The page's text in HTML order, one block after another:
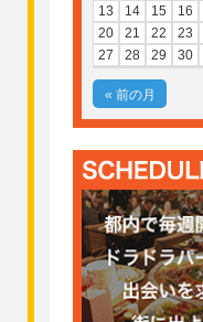
13
14 15 16
20
21 22 23
27
28 29 30
« 前の月